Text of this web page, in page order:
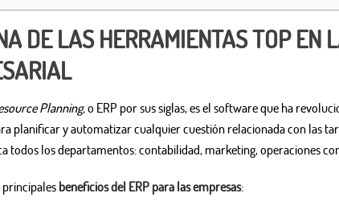
DE LAS HERRAMIENTAS TOP EN
Planning,o ERP por sus siglas, es el software que ha
planificar y automatizar cualquier cuestión relacionada con las
todos los departamentos: contabilidad, marketing, operaciones
principales beneficios del ERP para las empresas: